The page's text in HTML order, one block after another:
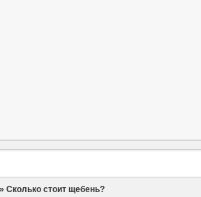
»Сколько стоит щебень?